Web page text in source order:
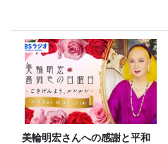
美輪明宏さんへの感謝と平和